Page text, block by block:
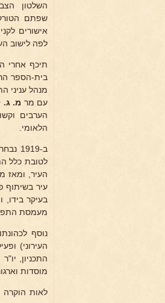
השלטון
שפתם
אישורים
לפה לישוב
תיכף אחרי
עם מר מ. ג.
הערבים
הלאומי.
ב-
העיר, ומאז
עיר בשיתוף
בעיקר
מעמסת
נוסף
העירוני)
התכניון,
מוסדות
לאות הוקרה